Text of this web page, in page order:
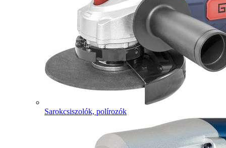
Sarokcsiszolók, polírozók